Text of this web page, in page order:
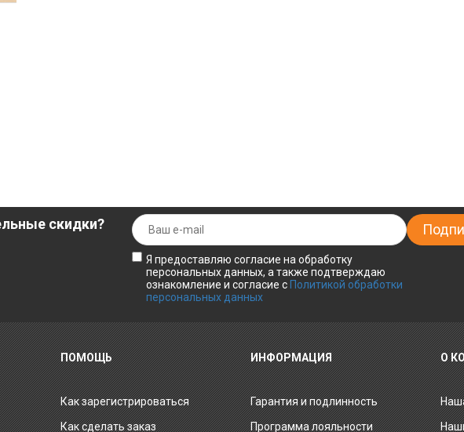
скидки?
Я предоставляю согласие на обработку
персональных данных, а также подтверждаю
ознакомление и согласие с Политикой обработки
персональных данных
ПОМОЩЬ
Как зарегистрироваться
Как сделать заказ
ИНФОРМАЦИЯ
Гарантия и подлинность
Программа лояльности
О